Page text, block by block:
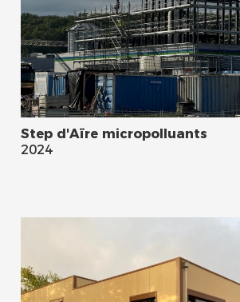
Step d'Aïre micropolluants
2024